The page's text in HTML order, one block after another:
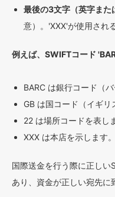
最後の3文字（英字また
意）。'XXX'が使用され
例えば、SWIFTコード
BARC は銀行コード（
GB は国コード（イギリ
22 は場所コードを表し
XXX は本店を示します。
国際送金を行う際に正しい
あり、資金が正しい宛先に